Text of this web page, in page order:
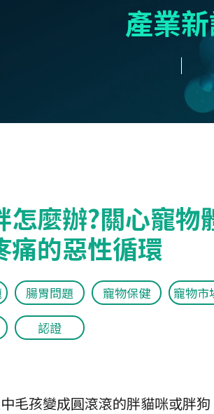
產業
怎麼辦?關心寵物
痛的惡性循環
腸胃問題 寵物保健 寵物市
認證
毛孩變成圓滾滾的胖貓咪或胖